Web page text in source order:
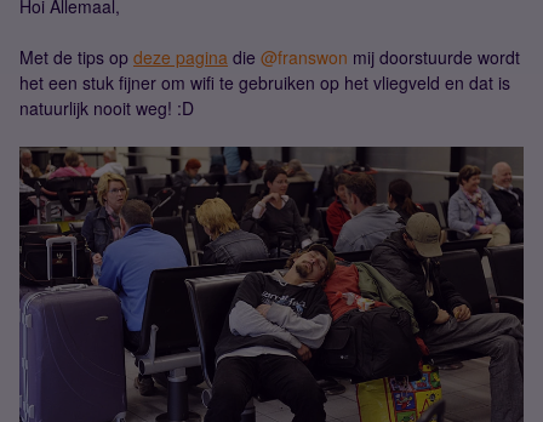
Hoi Allemaal,
Met de tips op deze pagina die @franswon mij doorstuurde wordt
het een stuk fijner om wifi te gebruiken op het vliegveld en dat is
natuurlijk nooit weg! :D